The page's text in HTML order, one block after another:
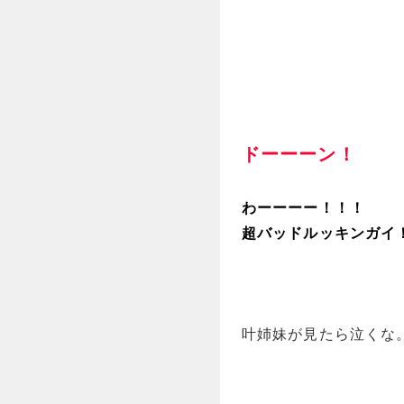
ドーーーン！
わーーーー！！！
超バッドルッキンガイ
叶姉妹が見たら泣くな